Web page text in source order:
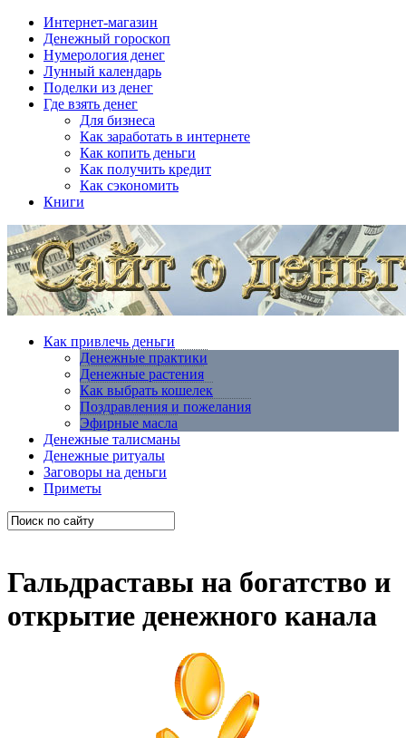
Интернет-магазин
Денежный гороскоп
Нумерология денег
Лунный календарь
Поделки из денег
Где взять денег
Для бизнеса
Как заработать в интернете
Как копить деньги
Как получить кредит
Как сэкономить
Книги
Как привлечь деньги
Денежные практики
Денежные растения
Как выбрать кошелек
Поздравления и пожелания
Эфирные масла
Денежные талисманы
Денежные ритуалы
Заговоры на деньги
Приметы
Гальдраставы на богатство и
открытие денежного канала